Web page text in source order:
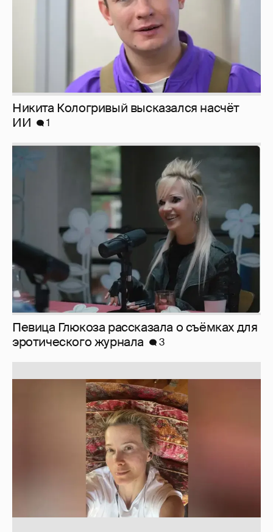
Никита Кологривый высказался насчёт
ИИ
1
Певица Глюкоза рассказала о съёмках для
эротического журнала
3